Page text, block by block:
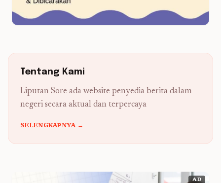
Tentang Kami
Liputan Sore ada website penyedia berita dalam
negeri secara aktual dan terpercaya
SELENGKAPNYA →
AD